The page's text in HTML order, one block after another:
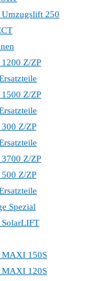
250
Z/ZP
Z/ZP
Z/ZP
Z/ZP
Z/ZP
Spezial
MAXI 150S
MAXI 120S